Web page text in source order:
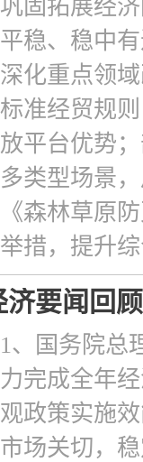
固拓展经
稳、稳中
化重点领
准经贸规
平台优势
类型场景
森林草原
措，提升
济要闻回顾
、国务院总
完成全年
政策实施
场关切，